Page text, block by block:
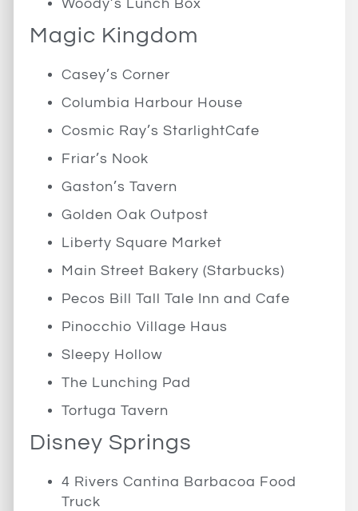
Woody’s Lunch Box
Magic Kingdom
Casey’s Corner
Columbia Harbour House
Cosmic Ray’s StarlightCafe
Friar’s Nook
Gaston’s Tavern
Golden Oak Outpost
Liberty Square Market
Main Street Bakery (Starbucks)
Pecos Bill Tall Tale Inn and Cafe
Pinocchio Village Haus
Sleepy Hollow
The Lunching Pad
Tortuga Tavern
Disney Springs
4 Rivers Cantina Barbacoa Food
Truck